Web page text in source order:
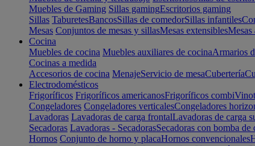
Muebles de Gaming Sillas gamingEscritorios gaming
Sillas TaburetesBancosSillas de comedorSillas infantiles
Mesas Conjuntos de mesas y sillasMesas extensiblesMesas
Cocina
Muebles de cocina Muebles auxiliares de cocinaArmarios
Cocinas a medida
Accesorios de cocina MenajeServicio de mesaCubertería
Electrodomésticos
Frigoríficos Frigoríficos americanosFrigoríficos combi
Congeladores Congeladores verticalesCongeladores
Lavadoras Lavadoras de carga frontalLavadoras de carga
Secadoras Lavadoras - SecadorasSecadoras con bomba de
Hornos Conjunto de horno y placaHornos convencionales